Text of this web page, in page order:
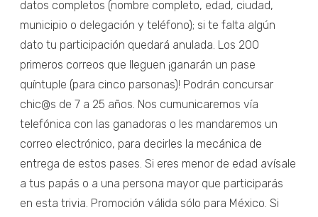
datos completos (nombre completo, edad, ciudad,
municipio o delegación y teléfono); si te falta algún
dato tu participación quedará anulada. Los 200
primeros correos que lleguen ¡ganarán un pase
quíntuple (para cinco parsonas)! Podrán concursar
chic@s de 7 a 25 años. Nos cumunicaremos vía
telefónica con las ganadoras o les mandaremos un
correo electrónico, para decirles la mecánica de
entrega de estos pases. Si eres menor de edad avísale
a tus papás o a una persona mayor que participarás
en esta trivia. Promoción válida sólo para México. Si